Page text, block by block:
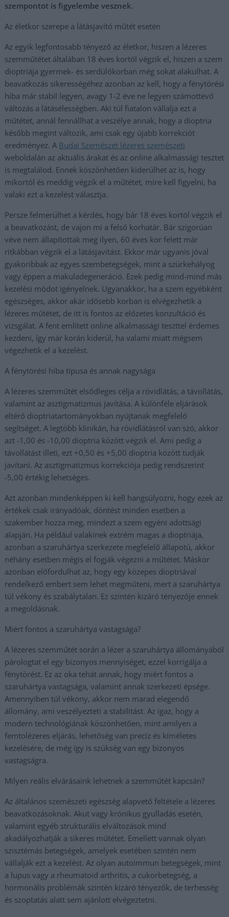
szempontot is figyelembe vesznek.
Az életkor szerepe a látásjavító műtét esetén
Az egyik legfontosabb tényező az életkor, hiszen a lézeres
szemműtétet általában 18 éves kortól végzik el, hiszen a szem
dioptriája gyermek- és serdülőkorban még sokat alakulhat. A
beavatkozás sikerességéhez azonban az kell, hogy a fénytörési
hiba már stabil legyen, avagy 1-2 éve ne legyen számottevő
változás a látásélességben. Aki túl fiatalon vállalja ezt a
műtétet, annál fennállhat a veszélye annak, hogy a dioptria
később megint változik, ami csak egy újabb korrekciót
eredményez. A Budai Szemészet lézeres szemészeti
weboldalán az aktuális árakat és az online alkalmassági tesztet
is megtalálod. Ennek köszönhetően kiderülhet az is, hogy
mikortól és meddig végzik el a műtétet, mire kell figyelni, ha
valaki ezt a kezelést választja.
Persze felmerülhet a kérdés, hogy bár 18 éves kortól végzik el
a beavatkozást, de vajon mi a felső korhatár. Bár szigorúan
véve nem állapítottak meg ilyen, 60 éves kor felett már
ritkábban végzik el a látásjavítást. Ekkor már ugyanis jóval
gyakoribbak az egyes szembetegségek, mint a szürkehályog
vagy éppen a makuladegeneráció. Ezek pedig mind-mind más
kezelési módot igényelnek. Ugyanakkor, ha a szem egyébként
egészséges, akkor akár idősebb korban is elvégezhetik a
lézeres műtétet, de itt is fontos az előzetes konzultáció és
vizsgálat. A fent említett online alkalmassági teszttel érdemes
kezdeni, így már korán kiderül, ha valami miatt mégsem
végezhetik el a kezelést.
A fénytörési hiba típusa és annak nagysága
A lézeres szemműtét elsődleges célja a rövidlátás, a távollátás,
valamint az asztigmatizmus javítása. A különféle eljárások
eltérő dioptriatartományokban nyújtanak megfelelő
segítséget. A legtöbb klinikán, ha rövidlátásról van szó, akkor
azt -1,00 és -10,00 dioptria között végzik el. Ami pedig a
távollátást illeti, ezt +0,50 és +5,00 dioptria között tudják
javítani. Az asztigmatizmus korrekciója pedig rendszerint
-5,00 értékig lehetséges.
Azt azonban mindenképpen ki kell hangsúlyozni, hogy ezek az
értékek csak irányadóak, döntést minden esetben a
szakember hozza meg, mindezt a szem egyéni adottsági
alapján. Ha például valakinek extrém magas a dioptriája,
azonban a szaruhártya szerkezete megfelelő állapotú, akkor
néhány esetben mégis el fogják végezni a műtétet. Máskor
azonban előfordulhat az, hogy egy közepes dioptriával
rendelkező embert sem lehet megműteni, mert a szaruhártya
túl vékony és szabálytalan. Ez szintén kizáró tényezője ennek
a megoldásnak.
Miért fontos a szaruhártya vastagsága?
A lézeres szemműtét során a lézer a szaruhártya állományából
párologtat el egy bizonyos mennyiséget, ezzel korrigálja a
fénytörést. Ez az oka tehát annak, hogy miért fontos a
szaruhártya vastagsága, valamint annak szerkezeti épsége.
Amennyiben túl vékony, akkor nem marad elegendő
állomány, ami veszélyezteti a stabilitást. Az igaz, hogy a
modern technológiának köszönhetően, mint amilyen a
femtolézeres eljárás, lehetőség van precíz és kíméletes
kezelésére, de még így is szükség van egy bizonyos
vastagságra.
Milyen reális elvárásaink lehetnek a szemműtét kapcsán?
Az általános szemészeti egészség alapvető feltétele a lézeres
beavatkozásoknak. Akut vagy krónikus gyulladás esetén,
valamint egyéb strukturális elváltozások mind
akadályozhatják a sikeres műtétet. Emellett vannak olyan
szisztémás betegségek, amelyek esetében szintén nem
vállalják ezt a kezelést. Az olyan autoimmun betegségek, mint
a lupus vagy a rheumatoid arthritis, a cukorbetegség, a
hormonális problémák szintén kizáró tényezők, de terhesség
és szoptatás alatt sem ajánlott elvégeztetni.